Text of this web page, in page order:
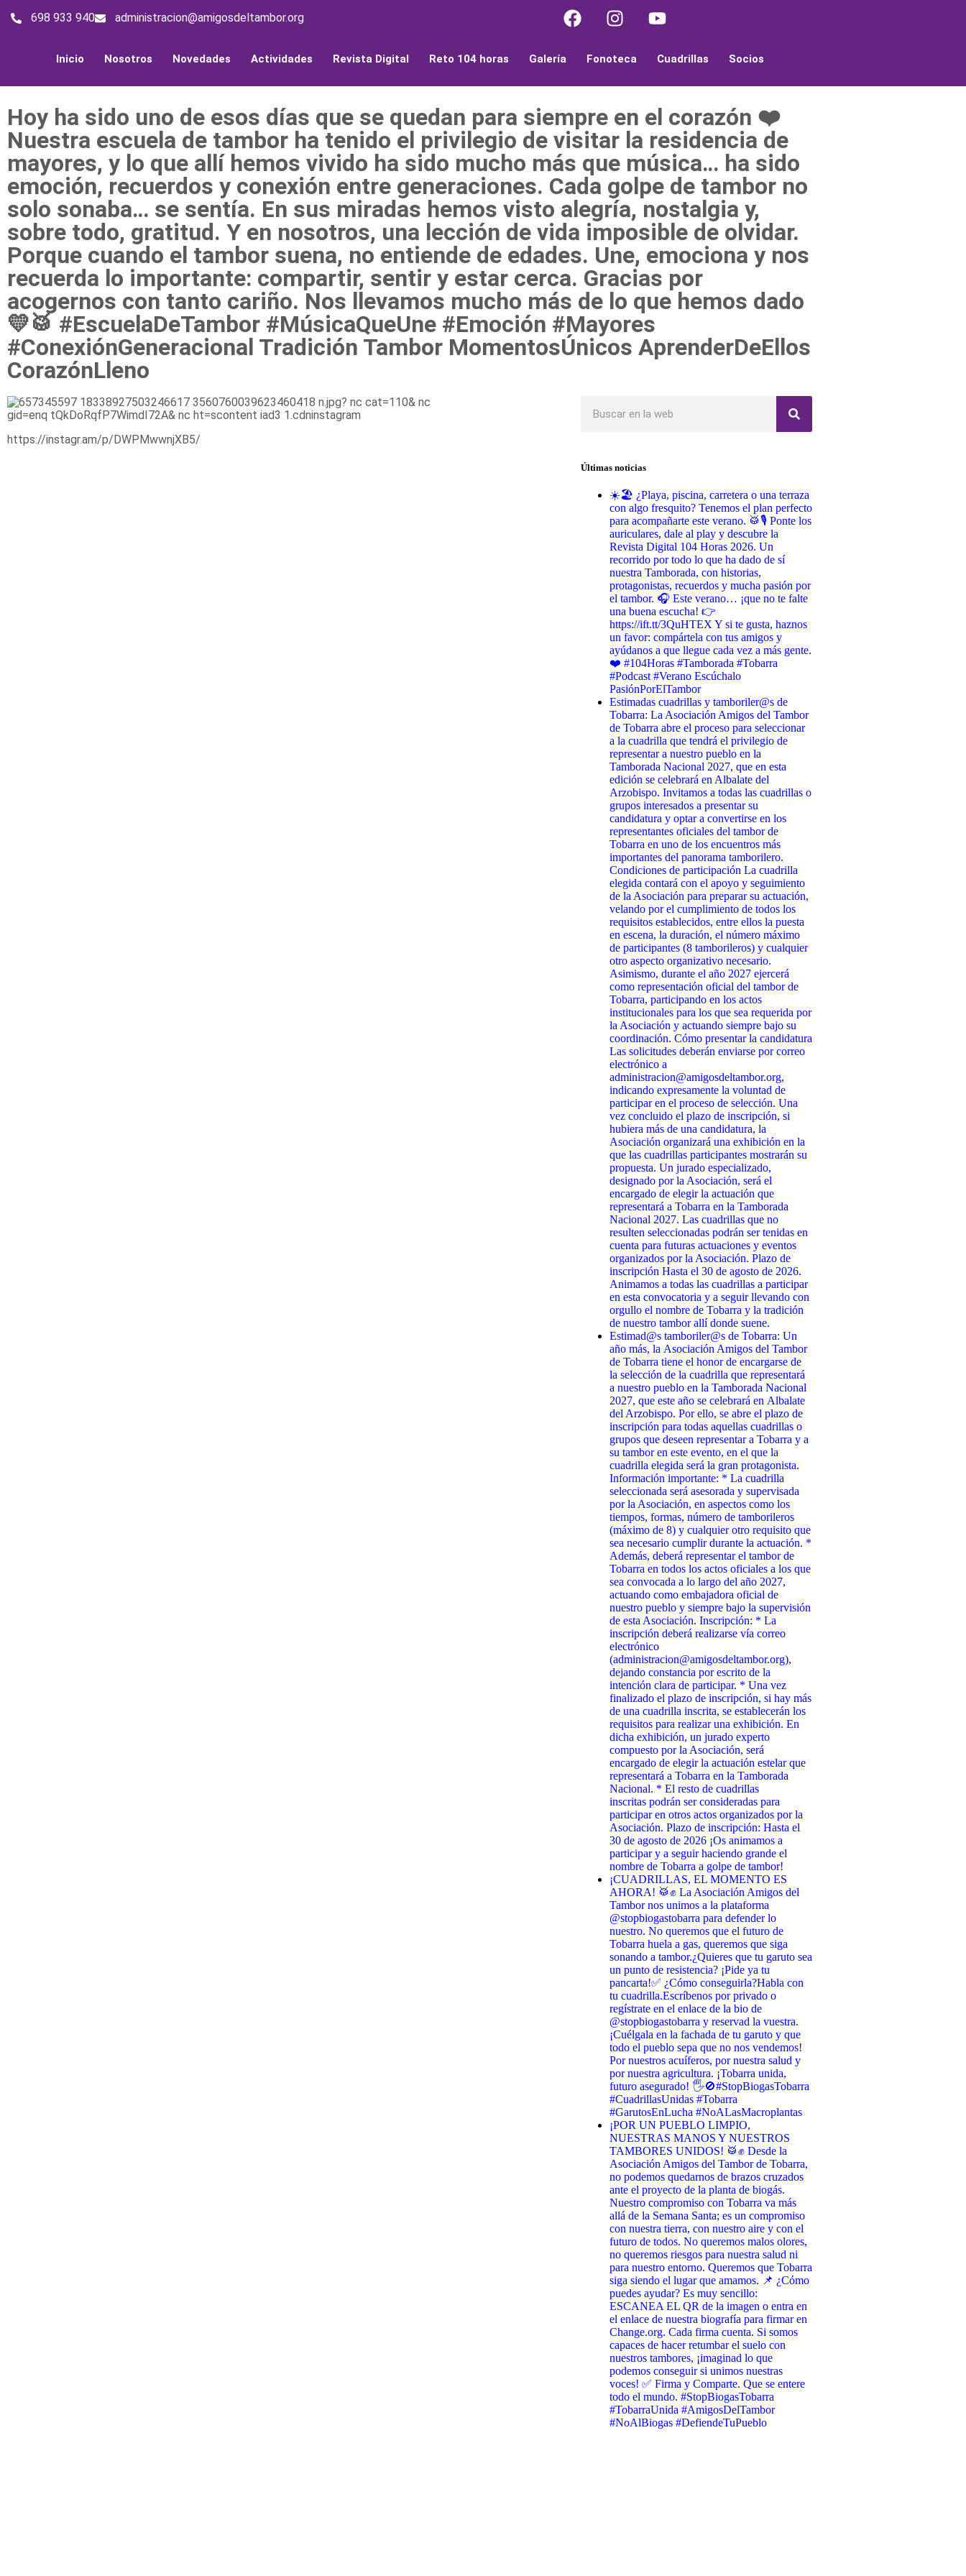
698 933 940 administracion@amigosdeltambor.org
Inicio Nosotros Novedades Actividades Revista Digital Reto 104 horas Galería Fonoteca Cuadrillas Socios
Hoy ha sido uno de esos días que se quedan para siempre en el corazón ❤️
Nuestra escuela de tambor ha tenido el privilegio de visitar la residencia de
mayores, y lo que allí hemos vivido ha sido mucho más que música… ha sido
emoción, recuerdos y conexión entre generaciones. Cada golpe de tambor no
solo sonaba… se sentía. En sus miradas hemos visto alegría, nostalgia y,
sobre todo, gratitud. Y en nosotros, una lección de vida imposible de olvidar.
Porque cuando el tambor suena, no entiende de edades. Une, emociona y nos
recuerda lo importante: compartir, sentir y estar cerca. Gracias por
acogernos con tanto cariño. Nos llevamos mucho más de lo que hemos dado
💛🥁 #EscuelaDeTambor #MúsicaQueUne #Emoción #Mayores
#ConexiónGeneracional Tradición Tambor MomentosÚnicos AprenderDeEllos
CorazónLleno
https://instagr.am/p/DWPMwwnjXB5/
Últimas noticias
☀️🏖️ ¿Playa, piscina, carretera o una terraza
con algo fresquito? Tenemos el plan perfecto
para acompañarte este verano. 🥁🎙️ Ponte los
auriculares, dale al play y descubre la
Revista Digital 104 Horas 2026. Un
recorrido por todo lo que ha dado de sí
nuestra Tamborada, con historias,
protagonistas, recuerdos y mucha pasión por
el tambor. 🎧 Este verano… ¡que no te falte
una buena escucha! 👉
https://ift.tt/3QuHTEX Y si te gusta, haznos
un favor: compártela con tus amigos y
ayúdanos a que llegue cada vez a más gente.
❤️ #104Horas #Tamborada #Tobarra
#Podcast #Verano Escúchalo
PasiónPorElTambor
Estimadas cuadrillas y tamboriler@s de
Tobarra: La Asociación Amigos del Tambor
de Tobarra abre el proceso para seleccionar
a la cuadrilla que tendrá el privilegio de
representar a nuestro pueblo en la
Tamborada Nacional 2027, que en esta
edición se celebrará en Albalate del
Arzobispo. Invitamos a todas las cuadrillas o
grupos interesados a presentar su
candidatura y optar a convertirse en los
representantes oficiales del tambor de
Tobarra en uno de los encuentros más
importantes del panorama tamborilero.
Condiciones de participación La cuadrilla
elegida contará con el apoyo y seguimiento
de la Asociación para preparar su actuación,
velando por el cumplimiento de todos los
requisitos establecidos, entre ellos la puesta
en escena, la duración, el número máximo
de participantes (8 tamborileros) y cualquier
otro aspecto organizativo necesario.
Asimismo, durante el año 2027 ejercerá
como representación oficial del tambor de
Tobarra, participando en los actos
institucionales para los que sea requerida por
la Asociación y actuando siempre bajo su
coordinación. Cómo presentar la candidatura
Las solicitudes deberán enviarse por correo
electrónico a
administracion@amigosdeltambor.org,
indicando expresamente la voluntad de
participar en el proceso de selección. Una
vez concluido el plazo de inscripción, si
hubiera más de una candidatura, la
Asociación organizará una exhibición en la
que las cuadrillas participantes mostrarán su
propuesta. Un jurado especializado,
designado por la Asociación, será el
encargado de elegir la actuación que
representará a Tobarra en la Tamborada
Nacional 2027. Las cuadrillas que no
resulten seleccionadas podrán ser tenidas en
cuenta para futuras actuaciones y eventos
organizados por la Asociación. Plazo de
inscripción Hasta el 30 de agosto de 2026.
Animamos a todas las cuadrillas a participar
en esta convocatoria y a seguir llevando con
orgullo el nombre de Tobarra y la tradición
de nuestro tambor allí donde suene.
Estimad@s tamboriler@s de Tobarra: Un
año más, la Asociación Amigos del Tambor
de Tobarra tiene el honor de encargarse de
la selección de la cuadrilla que representará
a nuestro pueblo en la Tamborada Nacional
2027, que este año se celebrará en Albalate
del Arzobispo. Por ello, se abre el plazo de
inscripción para todas aquellas cuadrillas o
grupos que deseen representar a Tobarra y a
su tambor en este evento, en el que la
cuadrilla elegida será la gran protagonista.
Información importante: * La cuadrilla
seleccionada será asesorada y supervisada
por la Asociación, en aspectos como los
tiempos, formas, número de tamborileros
(máximo de 8) y cualquier otro requisito que
sea necesario cumplir durante la actuación. *
Además, deberá representar el tambor de
Tobarra en todos los actos oficiales a los que
sea convocada a lo largo del año 2027,
actuando como embajadora oficial de
nuestro pueblo y siempre bajo la supervisión
de esta Asociación. Inscripción: * La
inscripción deberá realizarse vía correo
electrónico
(administracion@amigosdeltambor.org),
dejando constancia por escrito de la
intención clara de participar. * Una vez
finalizado el plazo de inscripción, si hay más
de una cuadrilla inscrita, se establecerán los
requisitos para realizar una exhibición. En
dicha exhibición, un jurado experto
compuesto por la Asociación, será
encargado de elegir la actuación estelar que
representará a Tobarra en la Tamborada
Nacional. * El resto de cuadrillas
inscritas podrán ser consideradas para
participar en otros actos organizados por la
Asociación. Plazo de inscripción: Hasta el
30 de agosto de 2026 ¡Os animamos a
participar y a seguir haciendo grande el
nombre de Tobarra a golpe de tambor!
¡CUADRILLAS, EL MOMENTO ES
AHORA! 🥁✊ La Asociación Amigos del
Tambor nos unimos a la plataforma
@stopbiogastobarra para defender lo
nuestro. No queremos que el futuro de
Tobarra huela a gas, queremos que siga
sonando a tambor. ​¿Quieres que tu garuto sea
un punto de resistencia? ¡Pide ya tu
pancarta! ​✅ ¿Cómo conseguirla? ​Habla con
tu cuadrilla. ​Escríbenos por privado o
regístrate en el enlace de la bio de
@stopbiogastobarra y reservad la vuestra. ​
¡Cuélgala en la fachada de tu garuto y que
todo el pueblo sepa que no nos vendemos! ​
Por nuestros acuíferos, por nuestra salud y
por nuestra agricultura. ¡Tobarra unida,
futuro asegurado! 🖐️🚫 ​#StopBiogasTobarra
#CuadrillasUnidas #Tobarra
#GarutosEnLucha #NoALasMacroplantas
¡POR UN PUEBLO LIMPIO,
NUESTRAS MANOS Y NUESTROS
TAMBORES UNIDOS! 🥁✊ Desde la
Asociación Amigos del Tambor de Tobarra,
no podemos quedarnos de brazos cruzados
ante el proyecto de la planta de biogás.
Nuestro compromiso con Tobarra va más
allá de la Semana Santa; es un compromiso
con nuestra tierra, con nuestro aire y con el
futuro de todos. No queremos malos olores,
no queremos riesgos para nuestra salud ni
para nuestro entorno. Queremos que Tobarra
siga siendo el lugar que amamos. 📌 ¿Cómo
puedes ayudar? Es muy sencillo:
ESCANEA EL QR de la imagen o entra en
el enlace de nuestra biografía para firmar en
Change.org. Cada firma cuenta. Si somos
capaces de hacer retumbar el suelo con
nuestros tambores, ¡imaginad lo que
podemos conseguir si unimos nuestras
voces! ✅ Firma y Comparte. Que se entere
todo el mundo. #StopBiogasTobarra
#TobarraUnida #AmigosDelTambor
#NoAlBiogas #DefiendeTuPueblo